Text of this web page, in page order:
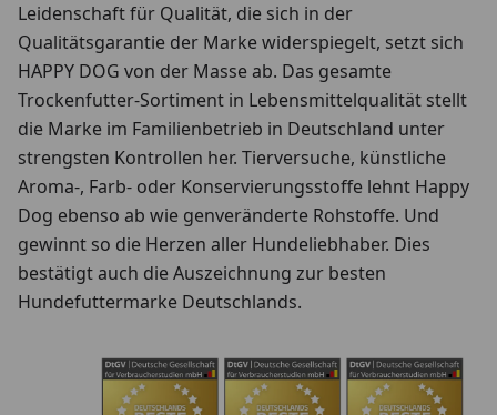
Leidenschaft für Qualität, die sich in der
Qualitätsgarantie der Marke widerspiegelt, setzt sich
HAPPY DOG von der Masse ab. Das gesamte
Trockenfutter-Sortiment in Lebensmittelqualität stellt
die Marke im Familienbetrieb in Deutschland unter
strengsten Kontrollen her. Tierversuche, künstliche
Aroma-, Farb- oder Konservierungsstoffe lehnt Happy
Dog ebenso ab wie genveränderte Rohstoffe. Und
gewinnt so die Herzen aller Hundeliebhaber. Dies
bestätigt auch die Auszeichnung zur besten
Hundefuttermarke Deutschlands.